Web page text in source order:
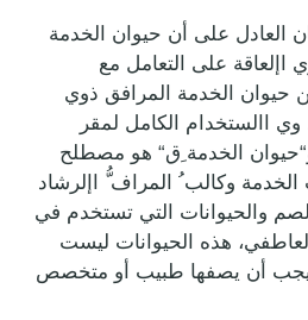
العادل على أن حيوان الخدمة
اإلعاقة على التعامل مع
حيوان الخدمة المرافق ذوي
وي االستخدام الكامل لمقر
و“حيوان الخدمة ِق“ هو مصطلح
وكالب ُ المراف ُّ اإلرشاد
والحيوانات التي تستخدم في
هذه الحيوانات ليست
ويجب أن يصفها طبيب أو متخصص